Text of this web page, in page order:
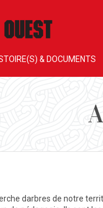
& DOCUMENTS
darbres de notre